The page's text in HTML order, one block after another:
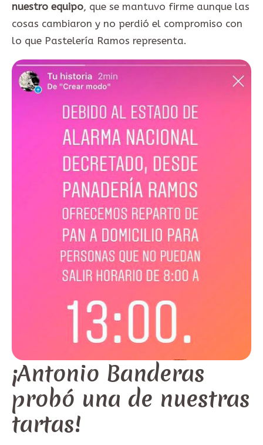
nuestro equipo, que se mantuvo firme aunque las
cosas cambiaron y no perdió el compromiso con
lo que Pastelería Ramos representa.
¡Antonio Banderas
probó una de nuestras
tartas!